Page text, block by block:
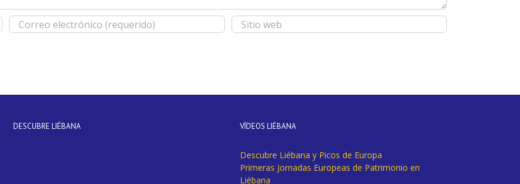
DESCUBRE LIÉBANA VÍDEOS LIÉBANA
Descubre Liébana y Picos de Europa
Primeras Jornadas Europeas de Patrimonio en
Liébana